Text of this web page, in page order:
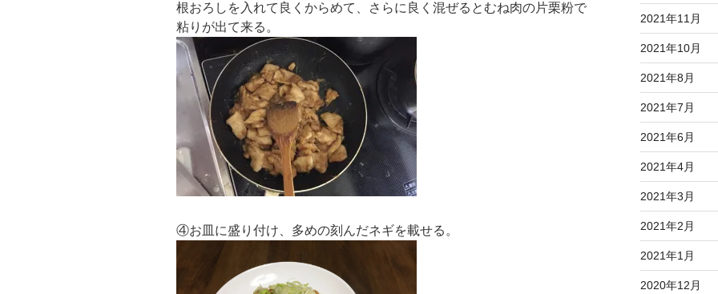
根おろしを入れて良くからめて、さらに良く混ぜるとむね肉の片栗粉で
粘りが出て来る。
④お皿に盛り付け、多めの刻んだネギを載せる。
2021年11月
2021年10月
2021年8月
2021年7月
2021年6月
2021年4月
2021年3月
2021年2月
2021年1月
2020年12月